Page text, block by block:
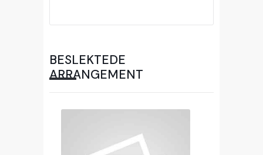
BESLEKTEDE
ARRANGEMENT